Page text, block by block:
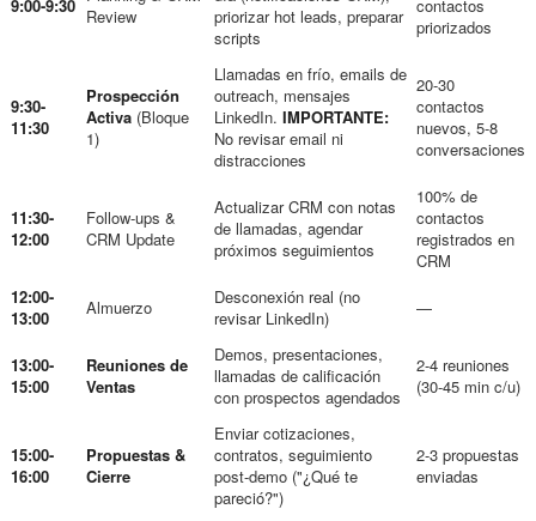
9:00-9:30 Review
priorizar hot leads, preparar
scripts
contactos
priorizados
9:30-
11:30
Prospección
Activa (Bloque
1)
Llamadas en frío, emails de
outreach, mensajes
LinkedIn. IMPORTANTE:
No revisar email ni
distracciones
20-30
contactos
nuevos, 5-8
conversaciones
11:30-
12:00
Follow-ups &
CRM Update
Actualizar CRM con notas
de llamadas, agendar
próximos seguimientos
100% de
contactos
registrados en
CRM
12:00-
13:00
Almuerzo
Desconexión real (no
revisar LinkedIn)
—
13:00-
15:00
Reuniones de
Ventas
Demos, presentaciones,
llamadas de calificación
con prospectos agendados
2-4 reuniones
(30-45 min c/u)
15:00-
16:00
Propuestas &
Cierre
Enviar cotizaciones,
contratos, seguimiento
post-demo ("¿Qué te
pareció?")
2-3 propuestas
enviadas